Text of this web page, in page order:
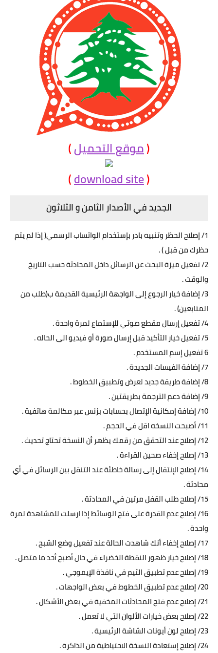
(موقع التحميل)
(
download site
)
الجديد في الأصدار الثامن و الثلاثون
1/ إصلاح الحظر وتنبيه بادر بإستخدام الواتساب الرسمي( إذا لم يتم
حظرك من قبل ) .
2/ تفعيل ميزة البحث عن الرسائل داخل المحادثة حسب التاريخ
والوقت .
3/ إضافة خيار الرجوع إلى الواجهة الرئيسية القديمة ب(طلب من
المتابعين) .
4/ تفعيل إرسال مقطع صوتي للإستماع لمرة واحدة .
5/ تفعيل خيار التأكيد قبل إرسال صورة أو فيديو الى الحاله .
6 تفعيل إسم المستخدم .
7/ إضافة الفيسات الجديدة .
8/ إضافة طريقة جديد لعرض وتطبيق الخطوط .
9/ إضافة دعم الترجمة بطريقتين .
10/ إضافة إمكانية الإتصال بحسابات بزنس عبر مكالمة هاتفية .
11/ أصبحت النسخه اقل في الحجم .
12/ إصلاح عند التحقق من رقمك يظهر أن النسخة تحتاج تحديث .
13/ إصلاح إخفاء صحين القراءة .
14/ إصلاح الإنتقال إلى رسالة خاطئة عند التنقل بين الرسائل في أي
محادثة .
15/ إصلاح طلب القفل مرتين في المحادثة .
16/ إصلاح عدم القدرة على فتح الوسائط إذا ارسلت للمشاهدة لمرة
واحدة .
17/ إصلاح إخفاء أنك شاهدت الحالة عند تفعيل وضع الشبح .
18/ إصلاح خيار ظهور النقطة الخضراء في حال أصبح أحد ما متصل .
19/ إصلاح عدم تطبيق الثيم في نافذة الإيموجي .
20/ إصلاح عدم تطبيق الخطوط في بعض الواجهات .
21/ إصلاح عدم فتح المحادثات المخفية في بعض الأشكال .
22/ إصلاح بعض خيارات الألوان التي لا تعمل .
23/ إصلاح لون أيونات الشاشة الرئيسية .
24/ إصلاح إستعادة النسخة الاحتياطية من الذاكرة .